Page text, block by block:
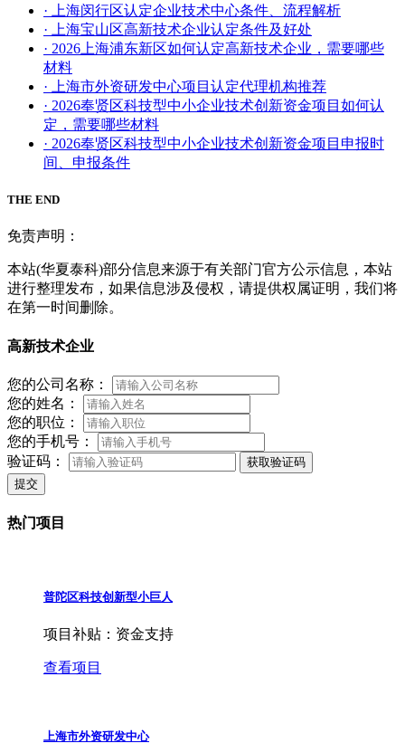
· 上海闵行区认定企业技术中心条件、流程解析
· 上海宝山区高新技术企业认定条件及好处
· 2026上海浦东新区如何认定高新技术企业，需要哪些
材料
· 上海市外资研发中心项目认定代理机构推荐
· 2026奉贤区科技型中小企业技术创新资金项目如何认
定，需要哪些材料
· 2026奉贤区科技型中小企业技术创新资金项目申报时
间、申报条件
THE END
免责声明：
本站(华夏泰科)部分信息来源于有关部门官方公示信息，本站
进行整理发布，如果信息涉及侵权，请提供权属证明，我们将
在第一时间删除。
高新技术企业
您的公司名称：
您的姓名：
您的职位：
您的手机号：
验证码：
获取验证码
提交
热门项目
普陀区科技创新型小巨人
项目补贴： 资金支持
查看项目
上海市外资研发中心